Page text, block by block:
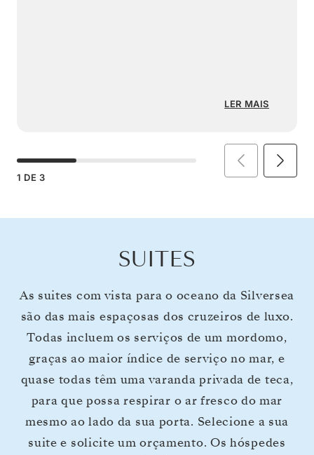
LER MAIS
1 DE 3
SUITES
As suites com vista para o oceano da Silversea
são das mais espaçosas dos cruzeiros de luxo.
Todas incluem os serviços de um mordomo,
graças ao maior índice de serviço no mar, e
quase todas têm uma varanda privada de teca,
para que possa respirar o ar fresco do mar
mesmo ao lado da sua porta. Selecione a sua
suite e solicite um orçamento. Os hóspedes